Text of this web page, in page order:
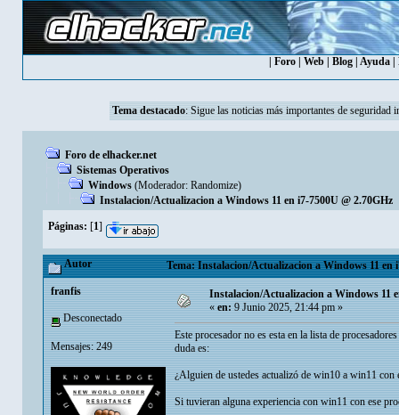
Foro| Web| Blog| Ayuda|
Tema destacado: Sigue las noticias más importantes de seguridad
Foro de elhacker.net
Sistemas Operativos
Windows (Moderador: Randomize)
Instalacion/Actualizacion a Windows 11 en i7-7500U @ 2.70GHz
Páginas: [1]
Autor Tema: Instalacion/Actualizacion a Windows 11 en
franfis
Desconectado
Mensajes: 249
Instalacion/Actualizacion a Windows 11
«en:9 Junio 2025, 21:44 pm »
Este procesador no es esta en la lista de
duda es:
¿Alguien de ustedes actualizó de win10 a win11 con
Si tuvieran alguna experiencia con win11 con ese